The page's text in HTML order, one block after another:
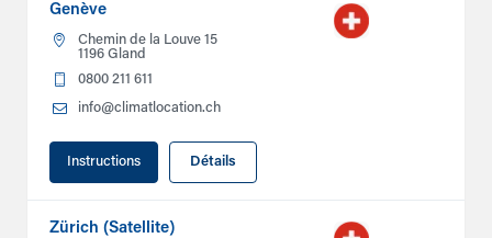
Genève
Chemin de la Louve 15
1196 Gland
0800 211 611
info@climatlocation.ch
Instructions Détails
Zürich (Satellite)